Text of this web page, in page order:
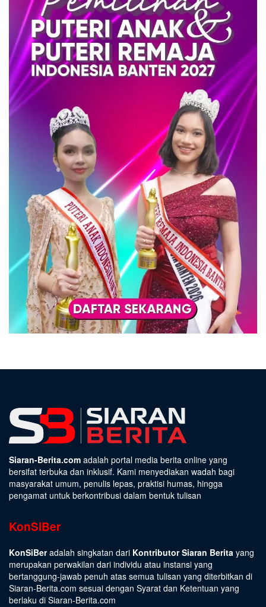
Siaran-Berita.com adalah portal media berita online yang
bersifat terbuka dan inklusif. Kami menyediakan wadah bagi
masyarakat umum, penulis lepas, praktisi humas, hingga
pengamat untuk berkontribusi dalam bentuk tulisan
KonSiBer
KonSiBeradalah singkatan dari Kontributor Siaran Berita yang
merupakan perwakilan dari individu atau instansi yang
bertanggung-jawab penuh atas semua tulisan yang diterbitkan di
Siaran-Berita.com sesuai dengan Syarat dan Ketentuan yang
berlaku di Siaran-Berita.com